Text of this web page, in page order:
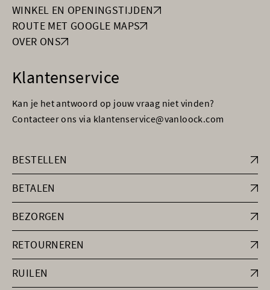
WINKEL EN OPENINGSTIJDEN
ROUTE MET GOOGLE MAPS
OVER ONS
Klantenservice
Kan je het antwoord op jouw vraag niet vinden?
Contacteer ons via klantenservice@vanloock.com
BESTELLEN
BETALEN
BEZORGEN
RETOURNEREN
RUILEN